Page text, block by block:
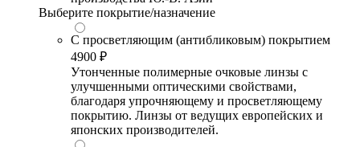
Выберите покрытие/назначение
С просветляющим (антибликовым) покрытием
4900 ₽
Утонченные полимерные очковые линзы с
улучшенными оптическими свойствами,
благодаря упрочняющему и просветляющему
покрытию. Линзы от ведущих европейских и
японских производителей.